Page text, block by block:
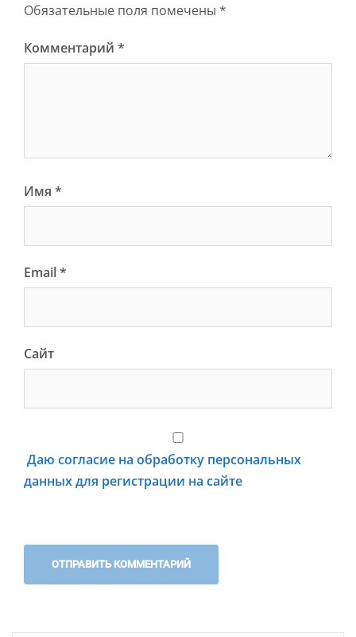
Обязательные поля помечены *
Комментарий *
Имя *
Email*
Сайт
Даю согласие на обработку персональных
данных для регистрации на сайте